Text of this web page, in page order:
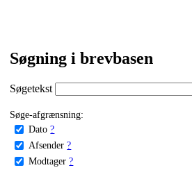
Søgning i brevbasen
Søgetekst
Søge-afgrænsning:
Dato ?
Afsender ?
Modtager ?